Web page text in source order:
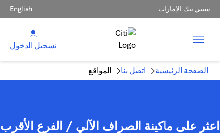
سيتي بنك الإمارات English
تسجيل الدخول
الصفحة الرئيسية اتصل بنا المواقع
اعثر على ماكينة الصراف الآلي / الفرع الأقرب